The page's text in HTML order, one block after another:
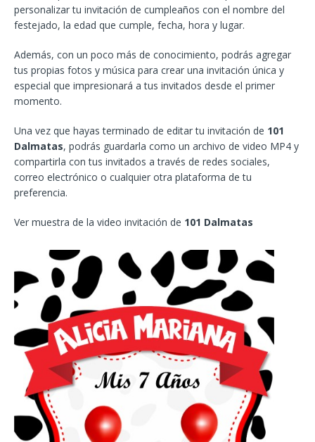
personalizar tu invitación de cumpleaños con el nombre del
festejado, la edad que cumple, fecha, hora y lugar.
Además, con un poco más de conocimiento, podrás agregar
tus propias fotos y música para crear una invitación única y
especial que impresionará a tus invitados desde el primer
momento.
Una vez que hayas terminado de editar tu invitación de 101
Dalmatas, podrás guardarla como un archivo de video MP4 y
compartirla con tus invitados a través de redes sociales,
correo electrónico o cualquier otra plataforma de tu
preferencia.
Ver muestra de la video invitación de 101 Dalmatas